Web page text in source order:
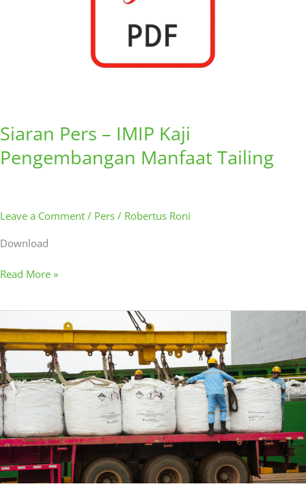
Siaran Pers – IMIP Kaji
Pengembangan Manfaat Tailing
Leave a Comment / Pers / Robertus Roni
Download
Read More »
Kaji
Pengembangan
Manfaat
Tailing